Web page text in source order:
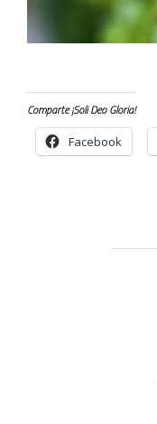
Comparte ¡Soli Deo Gloria!
Facebook